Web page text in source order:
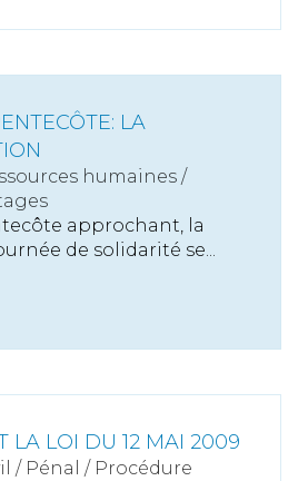
LA
humaines /
approchant, la
de solidarité se...
LA LOI DU 12 MAI 2009
/ Pénal / Procédure